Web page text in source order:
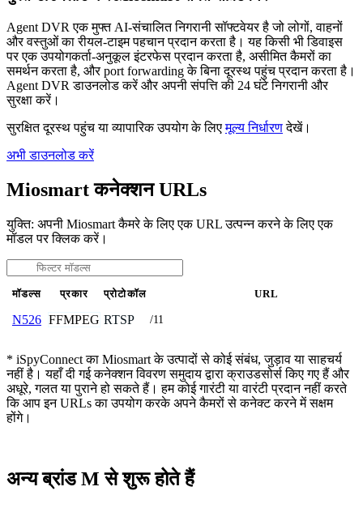
Agent DVR एक मुफ्त AI-संचालित निगरानी सॉफ्टवेयर है जो लोगों, वाहनों
और वस्तुओं का रीयल-टाइम पहचान प्रदान करता है। यह किसी भी डिवाइस
पर एक उपयोगकर्ता-अनुकूल इंटरफेस प्रदान करता है, असीमित कैमरों का
समर्थन करता है, और port forwarding के बिना दूरस्थ पहुंच प्रदान करता है।
Agent DVR डाउनलोड करें और अपनी संपत्ति की 24 घंटे निगरानी और
सुरक्षा करें।
सुरक्षित दूरस्थ पहुंच या व्यापारिक उपयोग के लिएमूल्य निर्धारणदेखें।
अभी डाउनलोड करें
Miosmart कनेक्शन URLs
युक्ति: अपनी Miosmart कैमरे के लिए एक URL उत्पन्न करने के लिए एक
मॉडल पर क्लिक करें।
मॉडल्स प्रकार प्रोटोकॉल URL
N526 FFMPEG RTSP /11
* iSpyConnect का Miosmart के उत्पादों से कोई संबंध, जुड़ाव या साहचर्य
नहीं है। यहाँ दी गई कनेक्शन विवरण समुदाय द्वारा क्राउडसोर्स किए गए हैं और
अधूरे, गलत या पुराने हो सकते हैं। हम कोई गारंटी या वारंटी प्रदान नहीं करते
कि आप इन URLs का उपयोग करके अपने कैमरों से कनेक्ट करने में सक्षम
होंगे।
अन्य ब्रांड M से शुरू होते हैं